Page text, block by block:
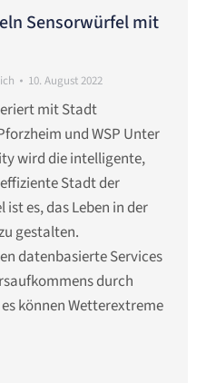
Sensorwürfel mit
10. August 2022
mit Stadt
und WSP Unter
wird die intelligente,
Stadt der
es, das Leben in der
gestalten.
datenbasierte Services
durch
können Wetterextreme